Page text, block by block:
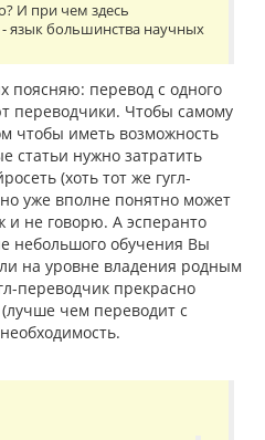
И при чем здесь
язык большинства научных
поясняю: перевод с одного
переводчики. Чтобы самому
чтобы иметь возможность
статьи нужно затратить
(хоть тот же гугл-
уже вполне понятно может
и не говорю. А эсперанто
небольшого обучения Вы
на уровне владения родным
переводчик прекрасно
чем переводит с